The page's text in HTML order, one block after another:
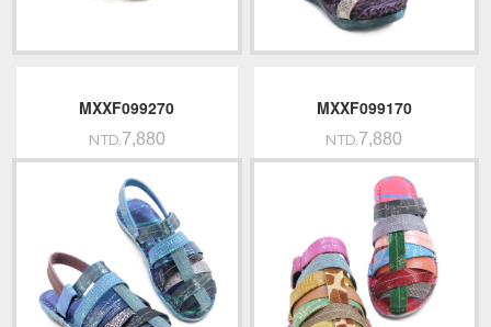
MXXF099270
NTD.7,880
MXXF099170
NTD.7,880